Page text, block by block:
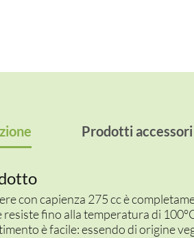
Prodotti accessori
con capienza 275 cc è
resiste fino alla temperatura di
è facile: essendo di origine